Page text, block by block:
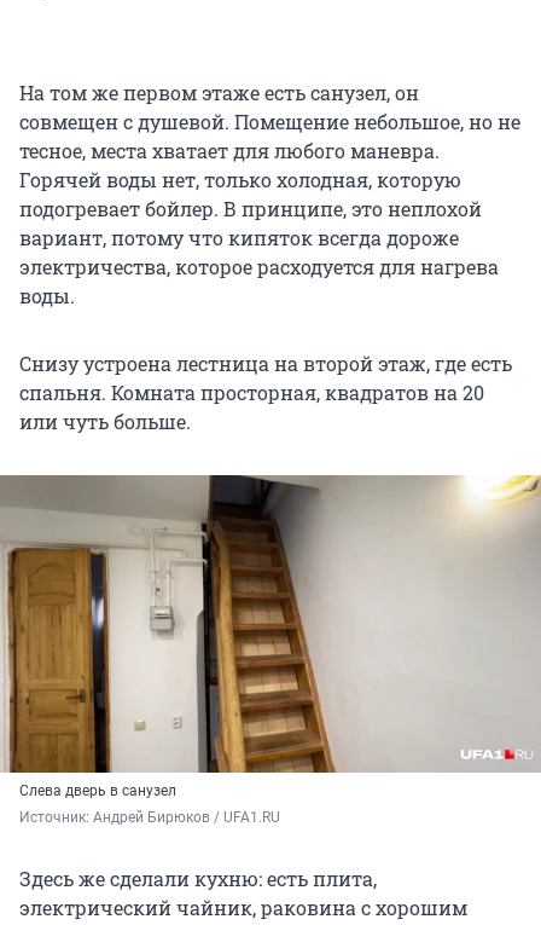
На том же первом этаже есть санузел, он
совмещен с душевой. Помещение небольшое, но не
тесное, места хватает для любого маневра.
Горячей воды нет, только холодная, которую
подогревает бойлер. В принципе, это неплохой
вариант, потому что кипяток всегда дороже
электричества, которое расходуется для нагрева
воды.
Снизу устроена лестница на второй этаж, где есть
спальня. Комната просторная, квадратов на 20
или чуть больше.
Слева дверь в санузел
Источник: Андрей Бирюков / UFA1.RU
Здесь же сделали кухню: есть плита,
электрический чайник, раковина с хорошим